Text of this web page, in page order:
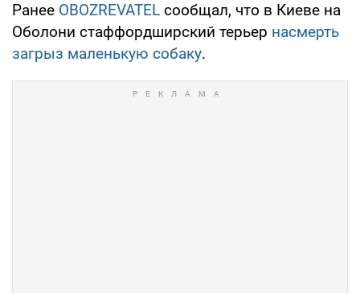
Ранее OBOZREVATEL сообщал, что в Киеве на
Оболони стаффордширский терьер насмерть
загрыз маленькую собаку.